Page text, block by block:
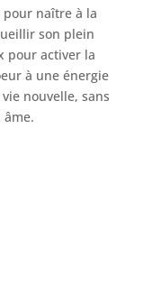
pour naître à la
son plein
pour activer la
à une énergie
nouvelle, sans